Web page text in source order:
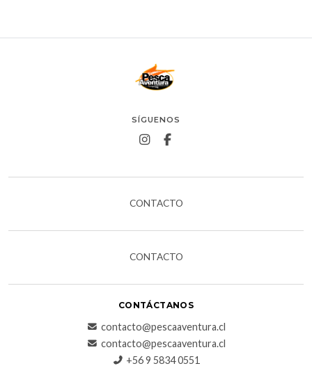
SÍGUENOS
CONTACTO
CONTACTO
CONTÁCTANOS
contacto@pescaaventura.cl
contacto@pescaaventura.cl
+56 9 5834 0551